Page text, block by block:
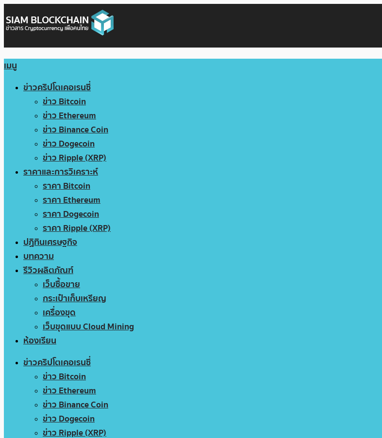
เมนู
ข่าวคริปโตเคอเรนซี่
ข่าว Bitcoin
ข่าว Ethereum
ข่าว Binance Coin
ข่าว Dogecoin
ข่าว Ripple (XRP)
ราคาและการวิเคราะห์
ราคา Bitcoin
ราคา Ethereum
ราคา Dogecoin
ราคา Ripple (XRP)
ปฏิทินเศรษฐกิจ
บทความ
รีวิวผลิตภัณฑ์
เว็บซื้อขาย
กระเป๋าเก็บเหรียญ
เครื่องขุด
เว็บขุดแบบ Cloud Mining
ห้องเรียน
ข่าวคริปโตเคอเรนซี่
ข่าว Bitcoin
ข่าว Ethereum
ข่าว Binance Coin
ข่าว Dogecoin
ข่าว Ripple (XRP)